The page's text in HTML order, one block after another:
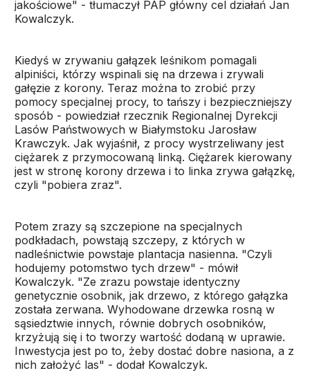
jakościowe" - tłumaczył PAP główny cel działań Jan
Kowalczyk.
Kiedyś w zrywaniu gałązek leśnikom pomagali
alpiniści, którzy wspinali się na drzewa i zrywali
gałęzie z korony. Teraz można to zrobić przy
pomocy specjalnej procy, to tańszy i bezpieczniejszy
sposób - powiedział rzecznik Regionalnej Dyrekcji
Lasów Państwowych w Białymstoku Jarosław
Krawczyk. Jak wyjaśnił, z procy wystrzeliwany jest
ciężarek z przymocowaną linką. Ciężarek kierowany
jest w stronę korony drzewa i to linka zrywa gałązkę,
czyli "pobiera zraz".
Potem zrazy są szczepione na specjalnych
podkładach, powstają szczepy, z których w
nadleśnictwie powstaje plantacja nasienna. "Czyli
hodujemy potomstwo tych drzew" - mówił
Kowalczyk. "Ze zrazu powstaje identyczny
genetycznie osobnik, jak drzewo, z którego gałązka
została zerwana. Wyhodowane drzewka rosną w
sąsiedztwie innych, równie dobrych osobników,
krzyżują się i to tworzy wartość dodaną w uprawie.
Inwestycja jest po to, żeby dostać dobre nasiona, a z
nich założyć las" - dodał Kowalczyk.